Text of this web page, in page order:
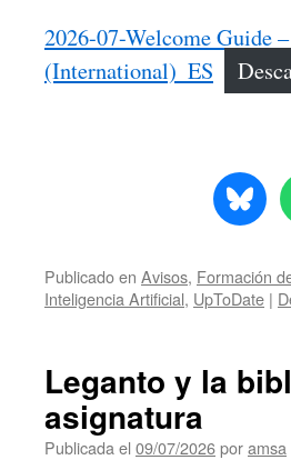
2026-07-Welcome Guide
(International)_ES
Publicado en Avisos, Formación
Inteligencia Artificial, UpToDate |
Leganto y la
asignatura
Publicada el 09/07/2026poramsa